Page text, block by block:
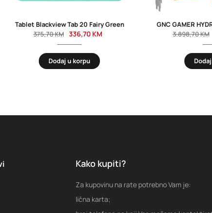
Tablet Blackview Tab 20 Fairy Green
375,70KM 336,70 KM
Dodaj u korpu
GNC GAMER
3.898,70KM
Kako kupiti?
Za kupovinu na rate potrebno Vam je:
lična karta;